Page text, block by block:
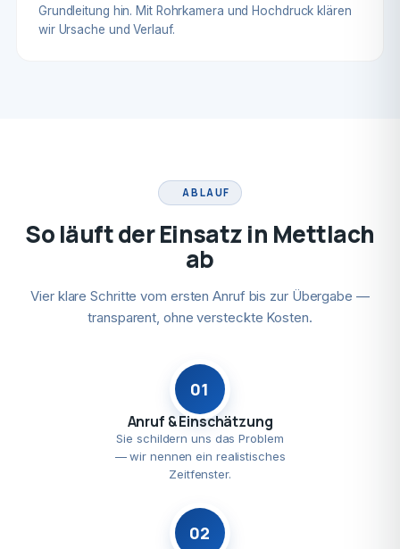
Grundleitung hin. Mit Rohrkamera und Hochdruck klären
wir Ursache und Verlauf.
ABLAUF
So läuft der Einsatz in Mettlach
ab
Vier klare Schritte vom ersten Anruf bis zur Übergabe —
transparent, ohne versteckte Kosten.
01
Anruf & Einschätzung
Sie schildern uns das Problem
— wir nennen ein realistisches
Zeitfenster.
02